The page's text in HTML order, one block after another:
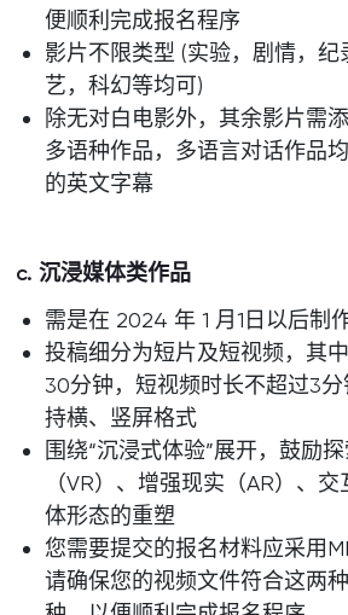
便顺利完成报名程序
影片不限类型 (实验，剧情，纪
艺，科幻等均可)
除无对白电影外，其余影片需
多语种作品，多语言对话作品
的英文字幕
c. 沉浸媒体类作品
需是在 2024 年 1 月1日以后制
投稿细分为短片及短视频，其
30分钟，短视频时长不超过3
持横、竖屏格式
围绕“沉浸式体验”展开，鼓励
（VR）、增强现实（AR）、
体形态的重塑
您需要提交的报名材料应采用
请确保您的视频文件符合这两